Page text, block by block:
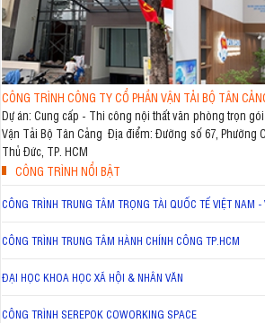
CÔNG TRÌNH CÔNG TY CỔ PHẦN VẬN TẢI BỘ TÂN
Dự án: Cung cấp - Thi công nội thất văn phòng trọn gói
Vận Tải Bộ Tân Cảng Địa điểm: Đường số 67, Phường
Thủ Đức, TP. HCM
CÔNG TRÌNH NỔI BẬT
CÔNG TRÌNH TRUNG TÂM TRỌNG TÀI QUỐC TẾ VIỆT NAM -
CÔNG TRÌNH TRUNG TÂM HÀNH CHÍNH CÔNG TP.HCM
ĐẠI HỌC KHOA HỌC XÃ HỘI & NHÂN VĂN
CÔNG TRÌNH SEREPOK COWORKING SPACE